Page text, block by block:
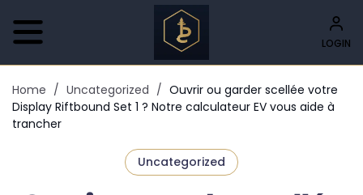
LOGIN
Home / Uncategorized / Ouvrir ou garder scellée votre
Display Riftbound Set 1 ? Notre calculateur EV vous aide à
trancher
Uncategorized